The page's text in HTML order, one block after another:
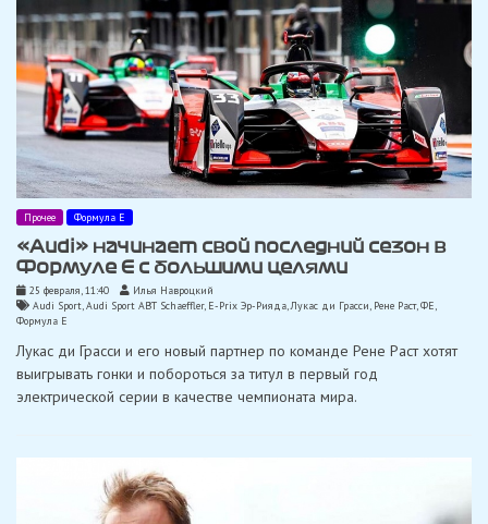
Прочее Формула Е
«Audi» начинает свой последний сезон в
Формуле Е с большими целями
25 февраля, 11:40
Илья Навроцкий
Audi Sport Audi Sport ABT Schaeffler, E-Prix Эр-Рияда Лукас ди Грасси Рене Раст, ФЕ
Формула Е
Лукас ди Грасси и его новый партнер по команде Рене Раст хотят
выигрывать гонки и побороться за титул в первый год
электрической серии в качестве чемпионата мира.